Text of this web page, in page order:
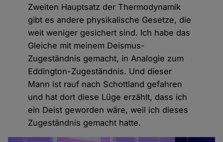
Zweiten Hauptsatz der Thermodynamik
gibt es andere physikalische Gesetze, die
weit weniger gesichert sind. Ich habe das
Gleiche mit meinem Deismus-
Zugeständnis gemacht, in Analogie zum
Eddington-Zugeständnis. Und dieser
Mann ist rauf nach Schottland gefahren
und hat dort diese Lüge erzählt, dass ich
ein Deist geworden wäre, weil ich dieses
Zugeständnis gemacht hatte.